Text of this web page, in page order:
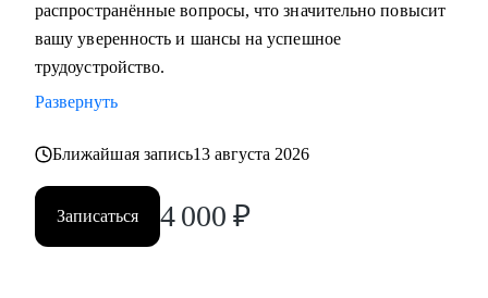
распространённые вопросы, что значительно повысит
вашу уверенность и шансы на успешное
трудоустройство.
Развернуть
Ближайшая запись13 августа 2026
Записаться 4 000 ₽